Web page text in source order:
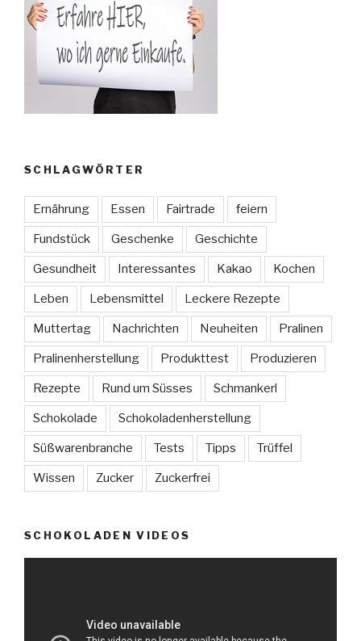
SCHLAGWÖRTER
Ernährung Essen Fairtrade feiern
Fundstück Geschenke Geschichte
Gesundheit Interessantes Kakao Kochen
Leben Lebensmittel Leckere Rezepte
Muttertag Nachrichten Neuheiten Pralinen
Pralinenherstellung Produkttest Produzieren
Rezepte Rund um Süsses Schmankerl
Schokolade Schokoladenherstellung
Süßwarenbranche Tests Tipps Trüffel
Wissen Zucker Zuckerfrei
SCHOKOLADEN VIDEOS